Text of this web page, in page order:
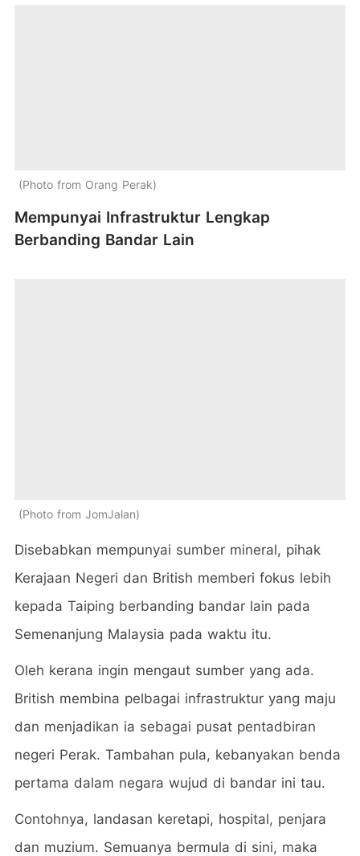
Photo from Orang Perak
Mempunyai Infrastruktur Lengkap
Berbanding Bandar Lain
Photo from JomJalan
Disebabkan mempunyai sumber mineral, pihak
Kerajaan Negeri dan British memberi fokus lebih
kepada Taiping berbanding bandar lain pada
Semenanjung Malaysia pada waktu itu.
Oleh kerana ingin mengaut sumber yang ada.
British membina pelbagai infrastruktur yang maju
dan menjadikan ia sebagai pusat pentadbiran
negeri Perak. Tambahan pula, kebanyakan benda
pertama dalam negara wujud di bandar ini tau.
Contohnya, landasan keretapi, hospital, penjara
dan muzium. Semuanya bermula di sini, maka